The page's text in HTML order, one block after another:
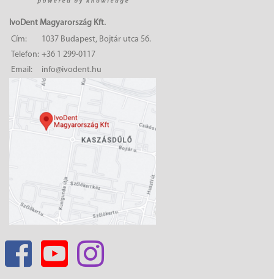
IvoDent Magyarország Kft.
Cím:
1037 Budapest, Bojtár utca 56.
Telefon: +36 1 299-0117
Email:
info@ivodent.hu